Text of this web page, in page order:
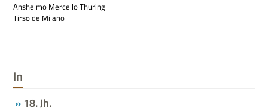
Ans­helmo Mer­cello Thuring
Tirso de Milano
In
18. Jh.